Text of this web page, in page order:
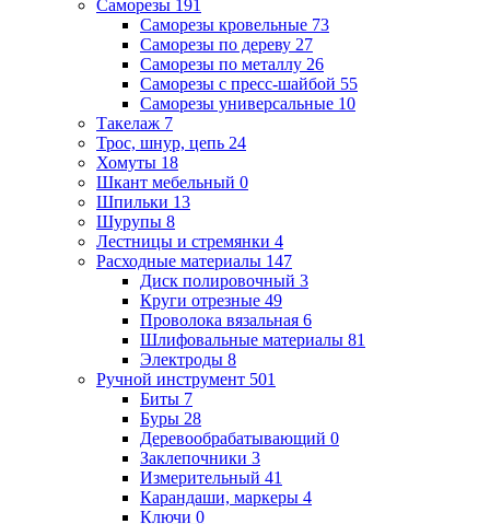
Саморезы 191
Саморезы кровельные 73
Саморезы по дереву 27
Саморезы по металлу 26
Саморезы с пресс-шайбой 55
Саморезы универсальные 10
Такелаж 7
Трос, шнур, цепь 24
Хомуты 18
Шкант мебельный 0
Шпильки 13
Шурупы 8
Лестницы и стремянки 4
Расходные материалы 147
Диск полировочный 3
Круги отрезные 49
Проволока вязальная 6
Шлифовальные материалы 81
Электроды 8
Ручной инструмент 501
Биты 7
Буры 28
Деревообрабатывающий 0
Заклепочники 3
Измерительный 41
Карандаши, маркеры 4
Ключи 0